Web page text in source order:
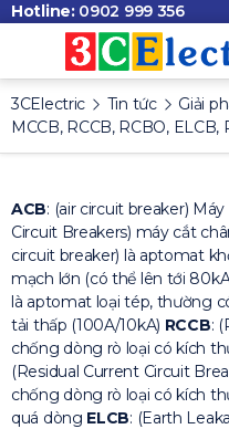
Hotline: 0902 999 356
3CElectric Tin tức Giải
MCCB, RCCB, RCBO, ELCB,
ACB: (air circuit breaker)
Circuit Breakers) máy cắt
circuit breaker) là aptomat
mạch lớn (có thể lên tới
là aptomat loại tép, thường
tải thấp (100A/10kA) RCCB:
chống dòng rò loại có kích
(Residual Current Circuit
chống dòng rò loại có kích
quá dòng ELCB: (Earth